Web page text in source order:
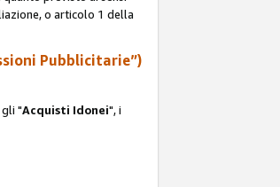
o articolo 1 della
Pubblicitarie”)
"Acquisti Idonei", i